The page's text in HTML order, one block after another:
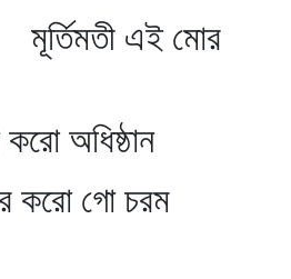
এই মোর
অধিষ্ঠান
করো গো চরম